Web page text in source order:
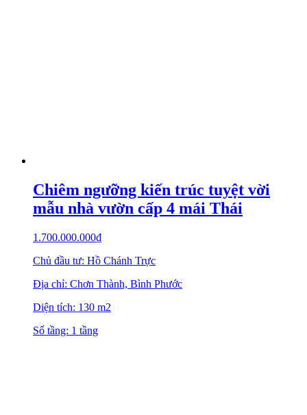
Chiêm ngưỡng kiến trúc tuyệt vời
mẫu nhà vườn cấp 4 mái Thái
1.700.000.000₫
Chủ đầu tư: Hồ Chánh Trực
Địa chỉ: Chơn Thành, Bình Phước
Diện tích: 130 m2
Số tầng: 1 tầng